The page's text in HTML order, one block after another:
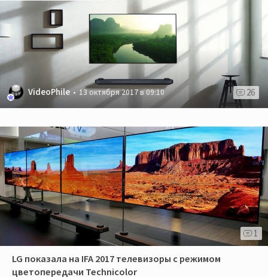
VideoPhile 13 октября 2017 в 09:10 26
1
LG показала на IFA 2017 телевизоры с режимом
цветопередачи Technicolor